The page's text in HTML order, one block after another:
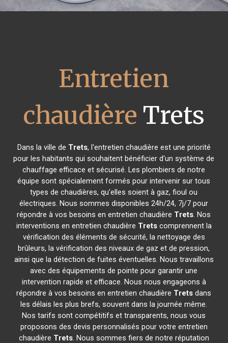
Entretien
chaudière Trets
Dans la ville de Trets, l'entretien chaudière est une priorité
pour les habitants qui souhaitent bénéficier d'un système de
chauffage efficace et sécurisé. Les plombiers de notre
équipe sont spécialement formés pour intervenir sur tous
types de chaudières, qu'elles soient à gaz, fioul ou
électriques. Nous sommes disponibles 24h/24, 7j/7 pour
répondre à vos besoins en entretien chaudière Trets. Nos
interventions en entretien chaudière Tretscomprennent la
vérification des éléments de sécurité, la nettoyage des
brûleurs, la vérification des niveaux de gaz et de pression,
ainsi que la détection de fuites éventuelles. Nous travaillons
avec des équipements de pointe pour garantir une
intervention rapide et efficace. Nous nous engageons à
répondre à vos besoins en entretien chaudière Trets dans
les délais les plus brefs, souvent dans la journée même.
Nos tarifs sont compétitifs et transparents, nous vous
proposons des devis personnalisés pour votre entretien
chaudière Trets. Nous sommes fiers de notre réputation